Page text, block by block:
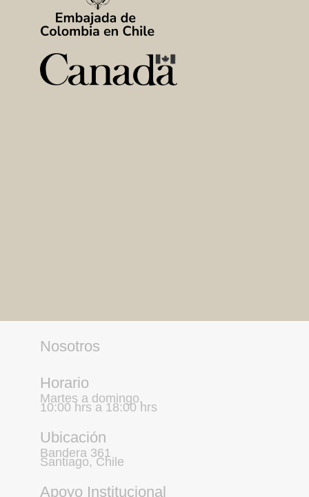
Nosotros
Horario
Martes a domingo,
10:00 hrs a 18:00 hrs
Ubicación
Bandera 361
Santiago, Chile
Apoyo Institucional